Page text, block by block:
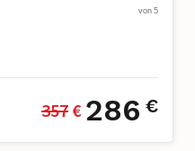
von 5
357 € 286 €